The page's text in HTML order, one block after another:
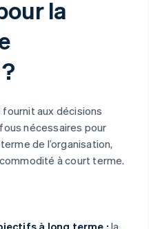
la
aux décisions
nécessaires pour
de l’organisation,
à court terme.